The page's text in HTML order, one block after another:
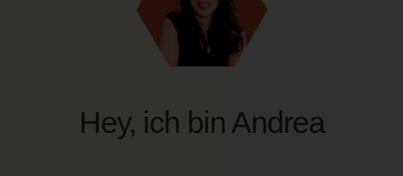
Hey, ich bin Andrea